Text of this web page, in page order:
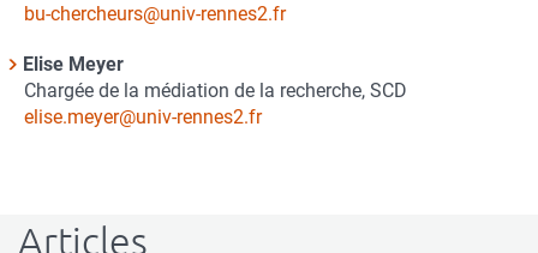
du
Courriel
bu-chercheurs@univ-rennes2.fr
Nom
du
Elise Meyer
Chargée de la médiation de la recherche, SCD
Courriel
elise.meyer@univ-rennes2.fr
Articles